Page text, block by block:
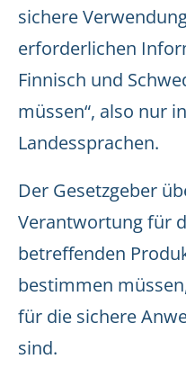
sichere
erforderlichen
Finnisch und
müssen“, also nur
Landessprachen.
Der Gesetzgeber
Verantwortung für
betreffenden
bestimmen
für die sichere
sind.